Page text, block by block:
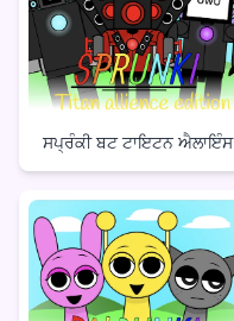
ਸਪ੍ਰੰਕੀ ਬਟ ਟਾਇਟਨ ਐਲਾਇੰਸ